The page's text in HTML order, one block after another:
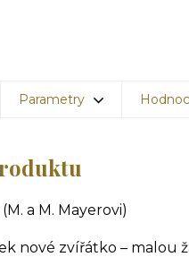
Parametry
(M. a M. Mayerovi)
nové zvířátko – malou